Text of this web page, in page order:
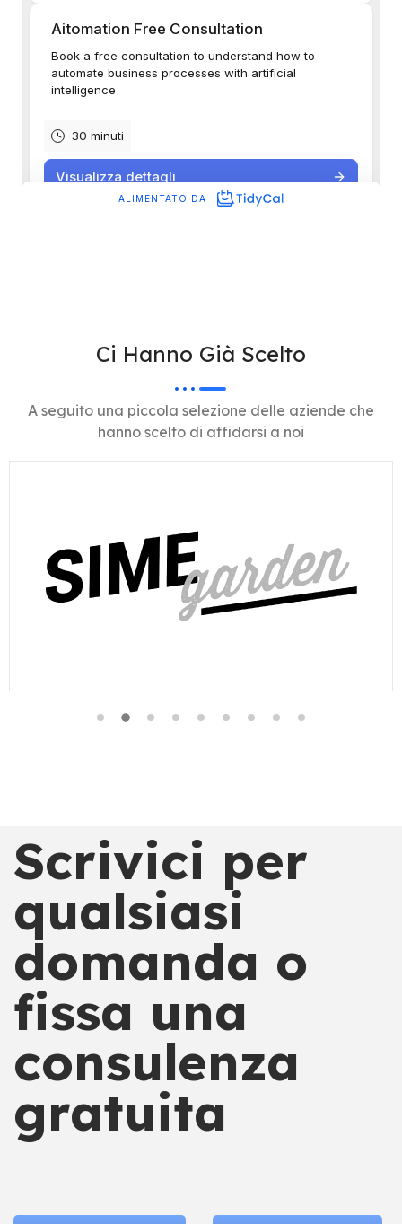
Ci Hanno Già Scelto
A seguito una piccola selezione delle aziende che
hanno scelto di affidarsi a noi
Scrivici per
qualsiasi
domanda o
fissa una
consulenza
gratuita